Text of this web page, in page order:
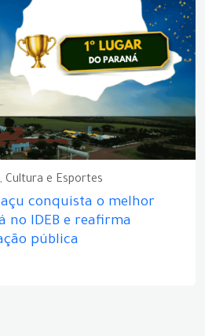
Cultura e Esportes
conquista o melhor
no IDEB e reafirma
pública